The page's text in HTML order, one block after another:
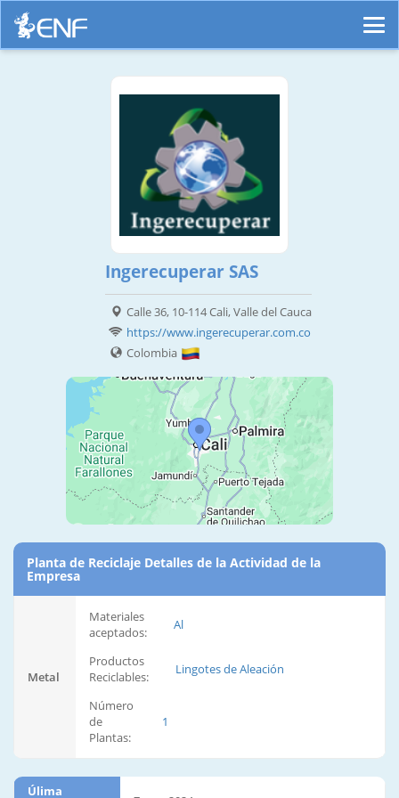
Ingerecuperar SAS
Calle 36, 10-114 Cali, Valle del Cauca
https://www.ingerecuperar.com.co
Colombia
Planta de Reciclaje Detalles de la Actividad de la
Empresa
Metal
Materiales
aceptados:
Al
Productos
Reciclables:
Lingotes de Aleación
Número
de
Plantas:
1
Úlima